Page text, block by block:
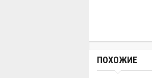
ПОХОЖИЕ